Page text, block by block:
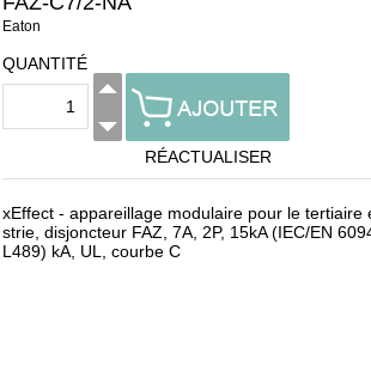
Eaton
QUANTITÉ
RÉACTUALISER
xEffect - appareillage modulaire pour le
strie, disjoncteur FAZ, 7A, 2P, 15kA (IEC/EN
L489) kA, UL, courbe C